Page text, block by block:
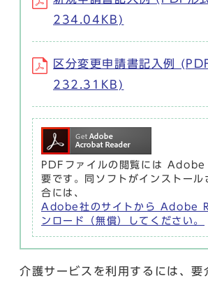
234.04KB)
区分変更申請書記入例
232.31KB)
PDFファイルの閲覧には
要です。同ソフトがインストール
合には、
Adobe社のサイトから Adobe
ンロード（無償）してください。
介護サービスを利用するには、要